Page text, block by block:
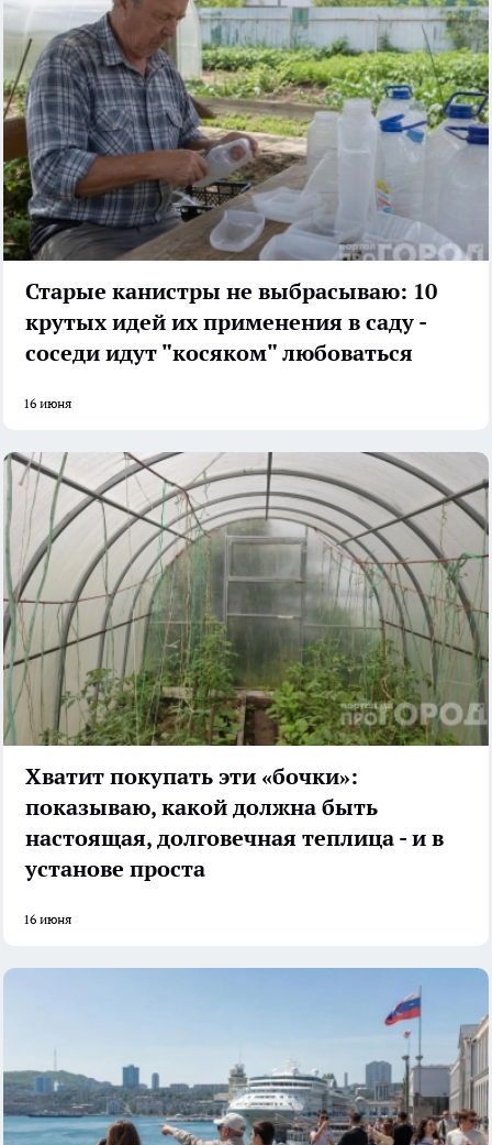
Старые канистры не выбрасываю: 10
крутых идей их применения в саду -
соседи идут "косяком" любоваться
16 июня
Хватит покупать эти «бочки»:
показываю, какой должна быть
настоящая, долговечная теплица - и в
установе проста
16 июня